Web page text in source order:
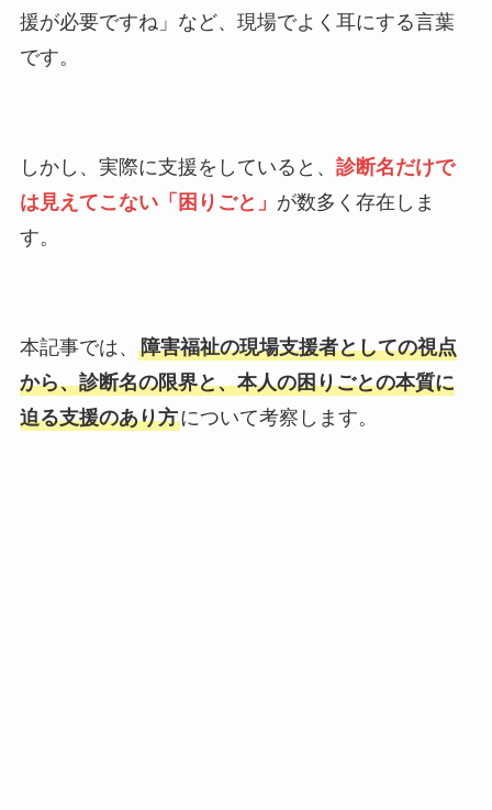
援が必要ですね」など、現場でよく耳にする言葉
です。
しかし、実際に支援をしていると、 診断名だけで
は見えてこない「困りごと」 が数多く存在しま
す。
本記事では、 障害福祉の現場支援者としての視点
から、診断名の限界と、本人の困りごとの本質に
迫る支援のあり方について考察します。